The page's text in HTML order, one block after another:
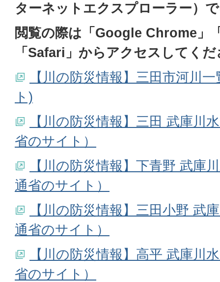
ターネットエクスプローラー）
閲覧の際は「Google Chrome」
「Safari」からアクセスしてく
【川の防災情報】三田市河川
ト)
【川の防災情報】三田 武庫川
省のサイト）
【川の防災情報】下青野 武庫
通省のサイト）
【川の防災情報】三田小野 武
通省のサイト）
【川の防災情報】高平 武庫川
省のサイト）